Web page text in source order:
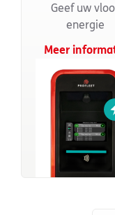
Geef uw
energie
Meer